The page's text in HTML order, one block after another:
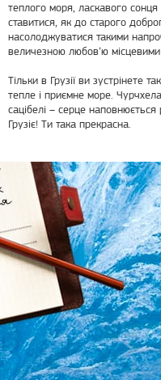
теплого моря, ласкавого
ставитися, як до старого
насолоджуватися такими
величезною любов’ю місцевими
Тільки в Грузії ви зустрінете
тепле і приємне море.
сацібелі – серце
Грузіє! Ти така прекрасна.